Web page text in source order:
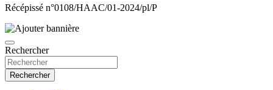
Récépissé n°0108/HAAC/01-2024/pl/P
Rechercher
Rechercher